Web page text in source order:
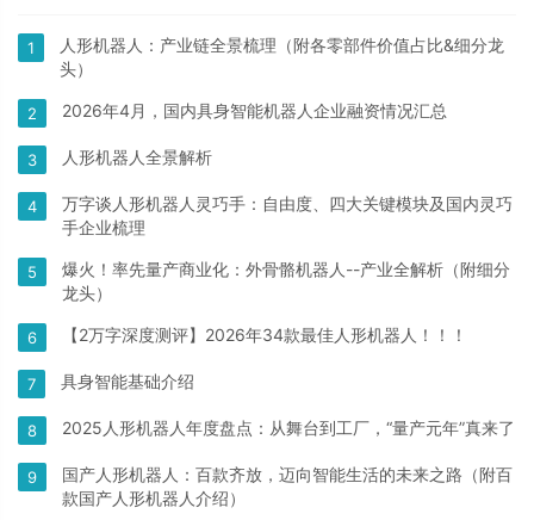
1
人形机器人：产业链全景梳理（附各零部件价值占比&细分龙
头）
2 2026年4月，国内具身智能机器人企业融资情况汇总
3 人形机器人全景解析
4
万字谈人形机器人灵巧手：自由度、四大关键模块及国内灵巧
手企业梳理
5
爆火！率先量产商业化：外骨骼机器人--产业全解析（附细分
龙头）
6 【2万字深度测评】2026年34款最佳人形机器人！！！
7 具身智能基础介绍
8 2025人形机器人年度盘点：从舞台到工厂，“量产元年”真来了
9
国产人形机器人：百款齐放，迈向智能生活的未来之路（附百
款国产人形机器人介绍）